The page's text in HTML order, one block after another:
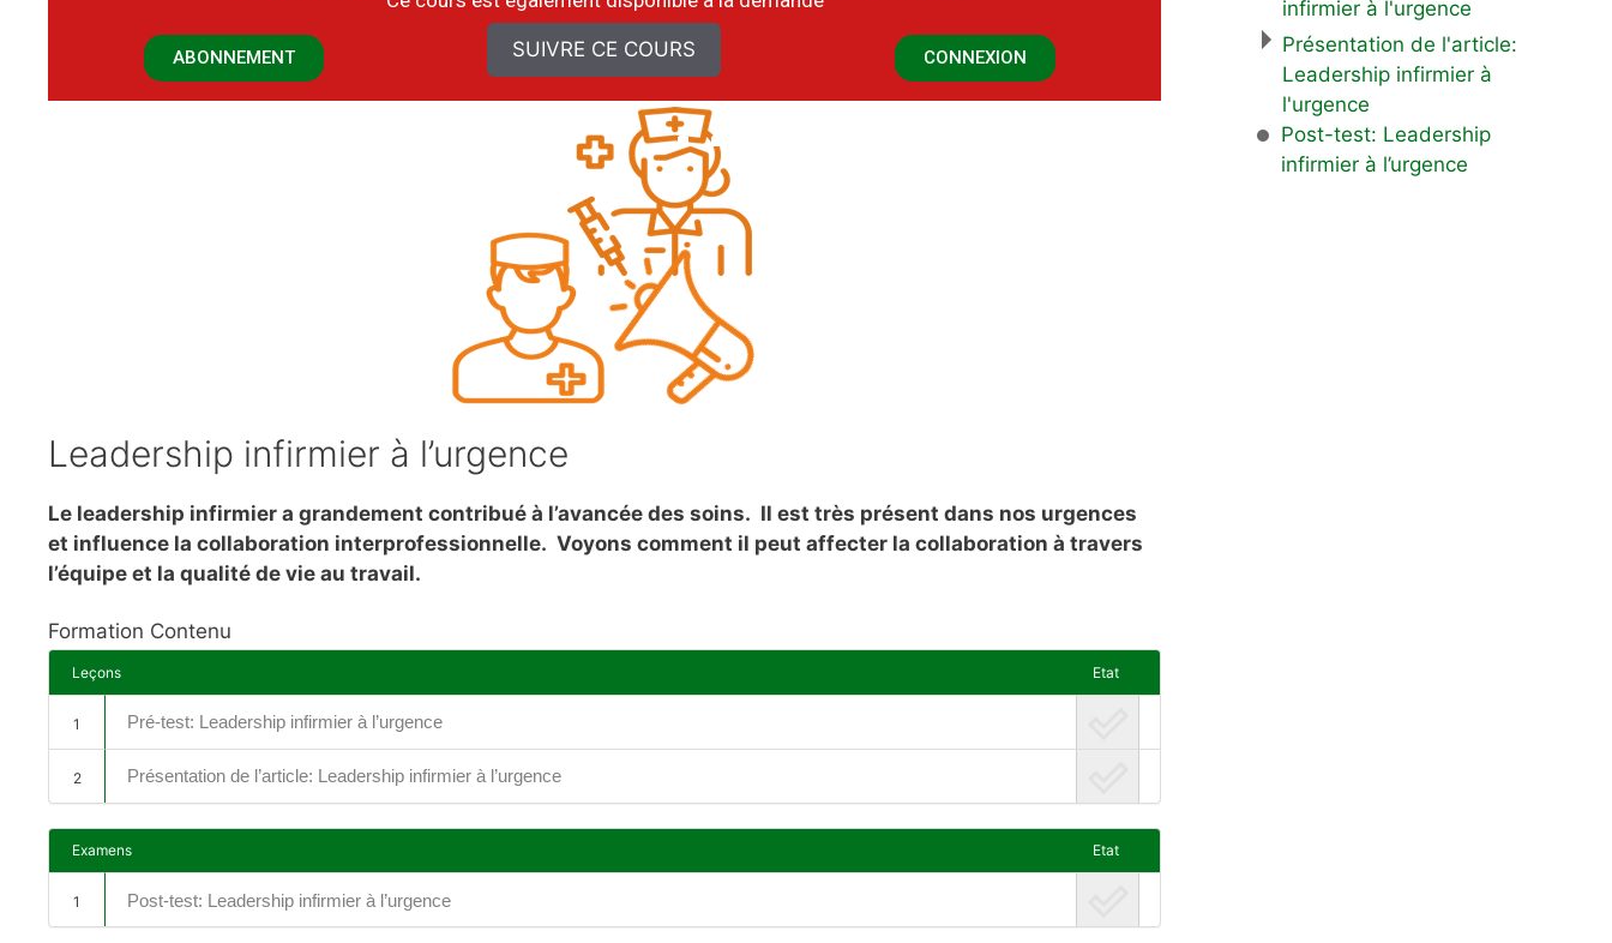
ABONNEMENT SUIVRE CE COURS CONNEXION
Leadership infirmier à l’urgence
Le leadership infirmier a grandement contribué à l’avancée des soins. Il est très présent dans nos urgences
et influence la collaboration interprofessionnelle. Voyons comment il peut affecter la collaboration à travers
l’équipe et la qualité de vie au travail.
Formation Contenu
Leçons Etat
1 Pré-test: Leadership infirmier à l’urgence
2 Présentation de l’article: Leadership infirmier à l’urgence
Examens Etat
1 Post-test: Leadership infirmier à l’urgence
infirmier à l'urgence
Présentation de l'article:
Leadership infirmier à
l'urgence
Post-test: Leadership
infirmier à l’urgence